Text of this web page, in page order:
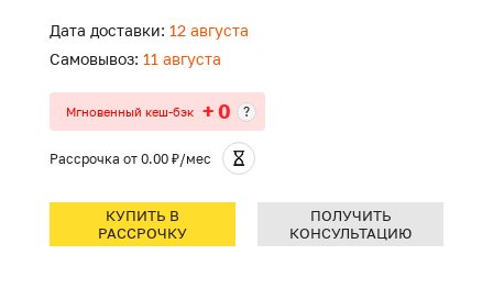
Дата доставки: 12 августа
Самовывоз: 11 августа
Мгновенный кеш-бэк + 0 ?
Рассрочка от 0.00 ₽/мес
КУПИТЬ В
РАССРОЧКУ
ПОЛУЧИТЬ
КОНСУЛЬТАЦИЮ